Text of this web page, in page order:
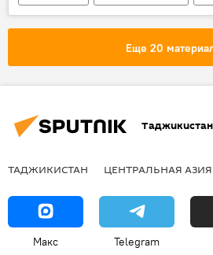
Новости Худжанда и Согдийской области
Еще 20
Таджикистан
ТАДЖИКИСТАН ЦЕНТРАЛЬНАЯ АЗИЯ
Макс Telegram